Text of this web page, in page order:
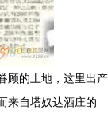
顾的土地，这里出产
来自塔奴达酒庄的